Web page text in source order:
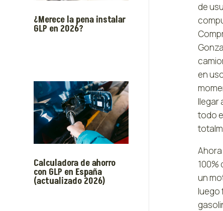
¿Merece la pena instalar
GLP en 2026?
Calculadora de ahorro
con GLP en España
(actualizado 2026)
de
en
llegar
todo
100%
un
luego